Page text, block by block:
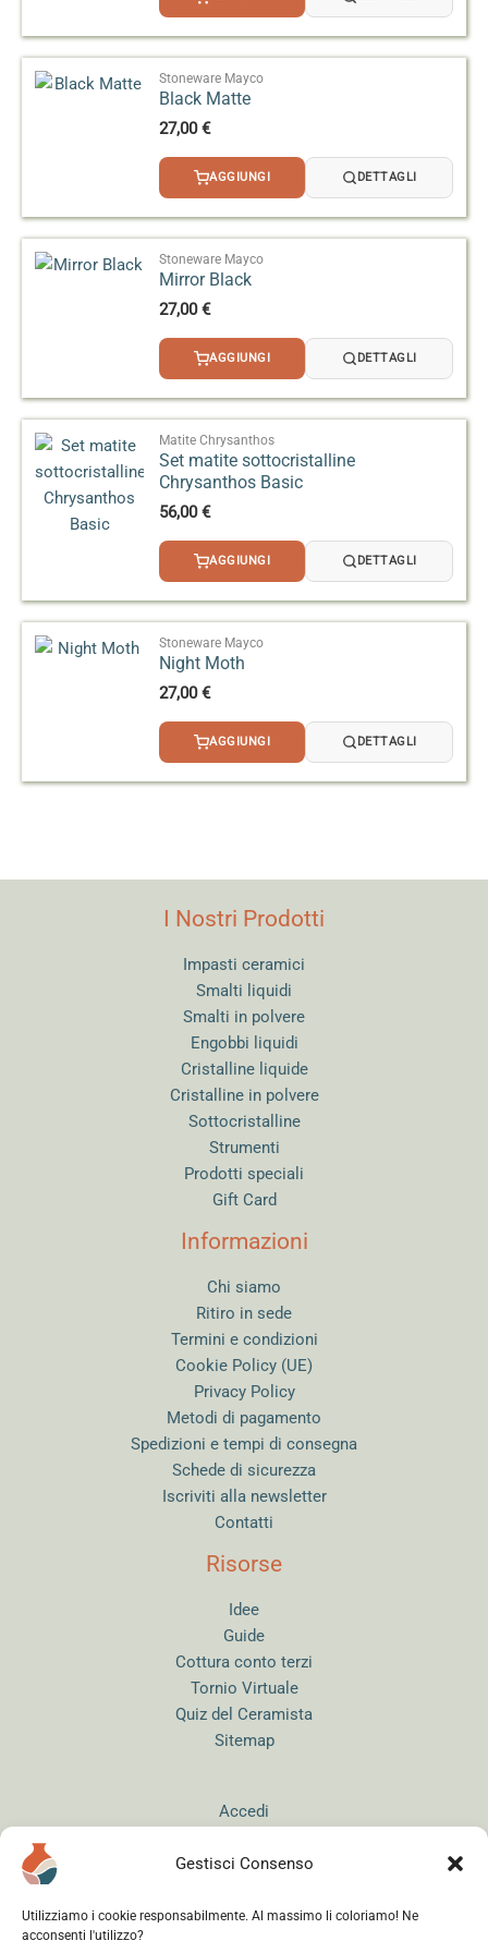
Gestisci Consenso
Utilizziamo i cookie responsabilmente. Al massimo li coloriamo! Ne
acconsenti l'utilizzo?
Eseguire sempre prove di cottura prima della
produzione finale, soprattutto in caso di
sovrapposizioni con altri smalti.
documentazione ufficiale Mayco:
Stoneware Mayco
Black Matte
27,00€
AGGIUNGI DETTAGLI
Stoneware Mayco
Mirror Black
27,00€
AGGIUNGI DETTAGLI
Matite Chrysanthos
Set matite sottocristalline
Chrysanthos Basic
56,00€
AGGIUNGI DETTAGLI
Stoneware Mayco
Night Moth
27,00€
AGGIUNGI DETTAGLI
I Nostri Prodotti
Impasti ceramici
Smalti liquidi
Smalti in polvere
Engobbi liquidi
Cristalline liquide
Cristalline in polvere
Sottocristalline
Strumenti
Prodotti speciali
Gift Card
Informazioni
Chi siamo
Ritiro in sede
Termini e condizioni
Cookie Policy (UE)
Privacy Policy
Metodi di pagamento
Spedizioni e tempi di consegna
Schede di sicurezza
Iscriviti alla newsletter
Contatti
Risorse
Idee
Guide
Cottura conto terzi
Tornio Virtuale
Quiz del Ceramista
Sitemap
Accedi